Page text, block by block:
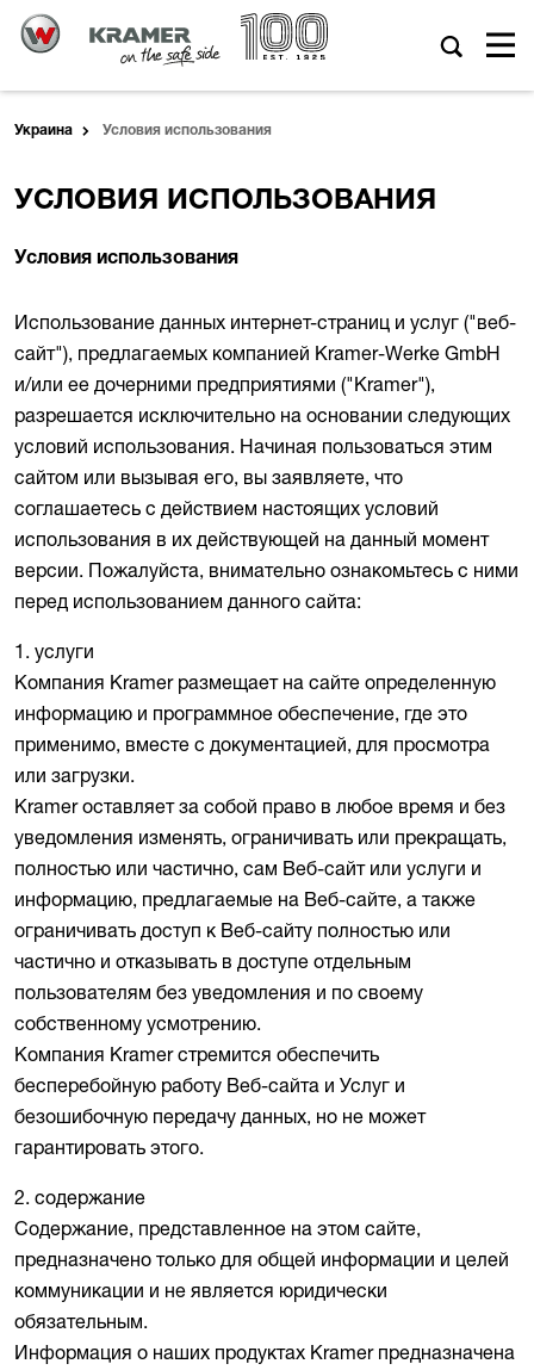
Украина Условия использования
УСЛОВИЯ ИСПОЛЬЗОВАНИЯ
Условия использования
Использование данных интернет-страниц и услуг ("веб-
сайт"), предлагаемых компанией Kramer-Werke GmbH
и/или ее дочерними предприятиями ("Kramer"),
разрешается исключительно на основании следующих
условий использования. Начиная пользоваться этим
сайтом или вызывая его, вы заявляете, что
соглашаетесь с действием настоящих условий
использования в их действующей на данный момент
версии. Пожалуйста, внимательно ознакомьтесь с ними
перед использованием данного сайта:
1. услуги
Компания Kramer размещает на сайте определенную
информацию и программное обеспечение, где это
применимо, вместе с документацией, для просмотра
или загрузки.
Kramer оставляет за собой право в любое время и без
уведомления изменять, ограничивать или прекращать,
полностью или частично, сам Веб-сайт или услуги и
информацию, предлагаемые на Веб-сайте, а также
ограничивать доступ к Веб-сайту полностью или
частично и отказывать в доступе отдельным
пользователям без уведомления и по своему
собственному усмотрению.
Компания Kramer стремится обеспечить
бесперебойную работу Веб-сайта и Услуг и
безошибочную передачу данных, но не может
гарантировать этого.
2. содержание
Содержание, представленное на этом сайте,
предназначено только для общей информации и целей
коммуникации и не является юридически
обязательным.
Информация о наших продуктах Kramer предназначена